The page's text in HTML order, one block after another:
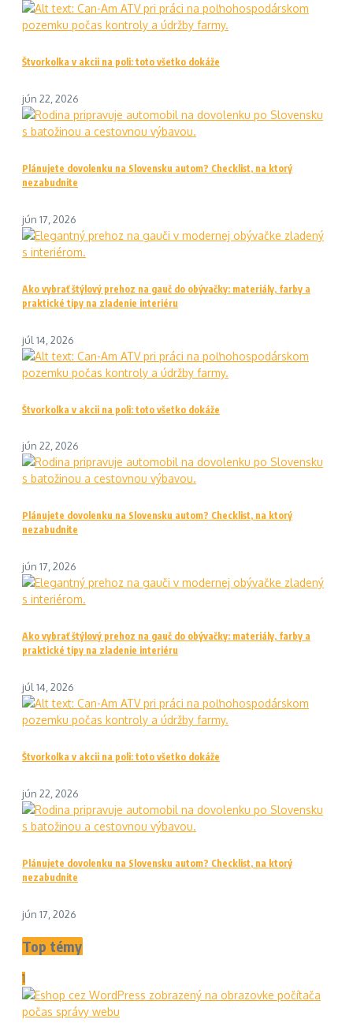
Štvorkolka v akcii na poli: toto všetko dokáže
jún 22, 2026
Plánujete dovolenku na Slovensku autom? Checklist, na ktorý
nezabudnite
jún 17, 2026
Ako vybrať štýlový prehoz na gauč do obývačky: materiály, farby a
praktické tipy na zladenie interiéru
júl 14, 2026
Štvorkolka v akcii na poli: toto všetko dokáže
jún 22, 2026
Plánujete dovolenku na Slovensku autom? Checklist, na ktorý
nezabudnite
jún 17, 2026
Ako vybrať štýlový prehoz na gauč do obývačky: materiály, farby a
praktické tipy na zladenie interiéru
júl 14, 2026
Štvorkolka v akcii na poli: toto všetko dokáže
jún 22, 2026
Plánujete dovolenku na Slovensku autom? Checklist, na ktorý
nezabudnite
jún 17, 2026
Top témy
1